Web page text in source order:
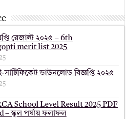
রেজাল্ট ২০২৫ – 6th
merit list 2025
ডাউনলোড বিজ্ঞপ্তি ২০২৫
School Level Result 2025 PDF
– স্কুল পর্যায় ফলাফল